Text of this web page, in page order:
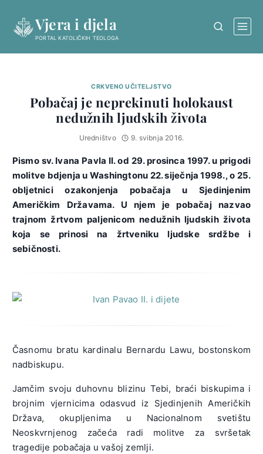
content
Vjera i djela
PORTAL KATOLIČKIH TEOLOGA
CRKVENO UČITELJSTVO
Pobačaj je neprekinuti holokaust
nedužnih ljudskih života
Uredništvo 9. svibnja 2016.
Pismo sv. Ivana Pavla II. od 29. prosinca 1997. u prigodi
molitve bdjenja u Washingtonu 22. siječnja 1998., o 25.
obljetnici ozakonjenja pobačaja u Sjedinjenim
Američkim Državama. U njem je pobačaj nazvao
trajnom žrtvom paljenicom nedužnih ljudskih života
koja se prinosi na žrtveniku ljudske srdžbe i
sebičnosti.
Časnomu bratu kardinalu Bernardu Lawu, bostonskom
nadbiskupu.
Jamčim svoju duhovnu blizinu Tebi, braći biskupima i
brojnim vjernicima odasvud iz Sjedinjenih Američkih
Država, okupljenima u Nacionalnom svetištu
Neoskvrnjenog začeća radi molitve za svršetak
tragedije pobačaja u vašoj zemlji.